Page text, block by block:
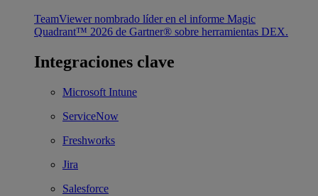
TeamViewer nombrado líder en el informe Magic
Quadrant™ 2026 de Gartner® sobre herramientas DEX.
Integraciones clave
Microsoft Intune
ServiceNow
Freshworks
Jira
Salesforce